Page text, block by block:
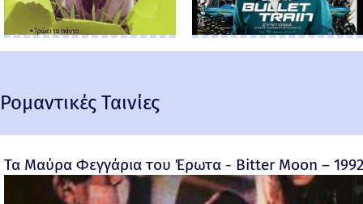
Ρομαντικές Ταινίες
Τα Μαύρα Φεγγάρια του Έρωτα - Bitter Moon –